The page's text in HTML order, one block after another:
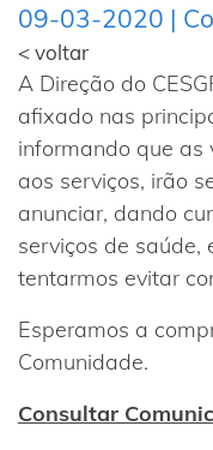
09-03-2020 |
< voltar
A Direção do
afixado nas
informando que as
aos serviços, irão
anunciar, dando
serviços de saúde,
tentarmos evitar
Esperamos a
Comunidade.
Consultar